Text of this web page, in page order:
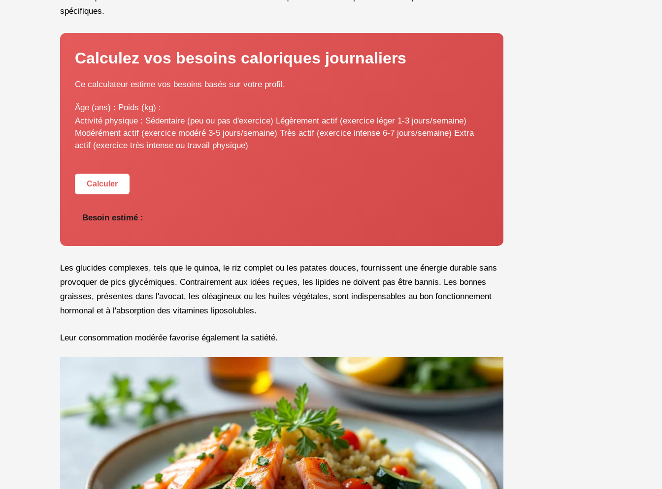
spécifiques.
Calculez vos besoins caloriques journaliers
Ce calculateur estime vos besoins basés sur votre profil.
Âge (ans) : Poids (kg) :
Activité physique : Sédentaire (peu ou pas d'exercice) Légèrement actif (exercice léger 1-3 jours/semaine)
Modérément actif (exercice modéré 3-5 jours/semaine) Très actif (exercice intense 6-7 jours/semaine) Extra
actif (exercice très intense ou travail physique)
Calculer
Besoin estimé :
Les glucides complexes, tels que le quinoa, le riz complet ou les patates douces, fournissent une énergie durable sans
provoquer de pics glycémiques. Contrairement aux idées reçues, les lipides ne doivent pas être bannis. Les bonnes
graisses, présentes dans l'avocat, les oléagineux ou les huiles végétales, sont indispensables au bon fonctionnement
hormonal et à l'absorption des vitamines liposolubles.
Leur consommation modérée favorise également la satiété.